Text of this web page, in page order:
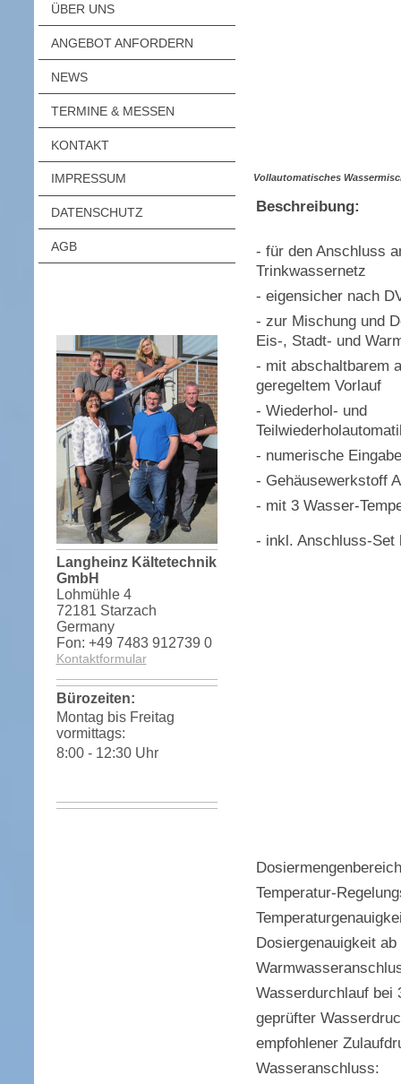
ÜBER UNS
ANGEBOT ANFORDERN
NEWS
TERMINE & MESSEN
KONTAKT
IMPRESSUM
DATENSCHUTZ
AGB
Langheinz Kältetechnik
GmbH
Lohmühle 4
72181 Starzach
Germany
Fon: +49 7483 912739 0
Kontaktformular
Bürozeiten:
Montag bis Freitag
vormittags:
8:00 - 12:30 Uhr
Vollautomatisches
Beschreibung:
- für den Anschluss
Trinkwassernetz
- eigensicher nach
- zur Mischung und
Eis-, Stadt- und
- mit abschaltbarem
geregeltem Vorlauf
- Wiederhol- und
- numerische
- Gehäusewerkstoff
- mit 3 Wasser-
- inkl. Anschluss-Set
Temperatur-
Dosiergenauigkeit
Wasserdurchlauf bei
geprüfter
empfohlener
Wasseranschluss: